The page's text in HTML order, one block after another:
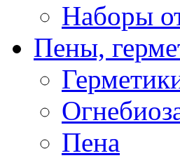
Наборы
Пены,
Пена